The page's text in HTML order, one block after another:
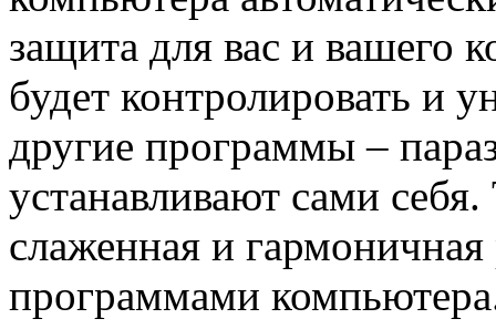
защита для вас и вашего
будет контролировать и
другие программы –
устанавливают сами себя.
слаженная и
программами